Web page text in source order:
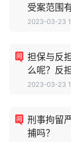
受案范围
2023-03-23
担保与反
么呢？反
2023-03-23
刑事拘留
捕吗？